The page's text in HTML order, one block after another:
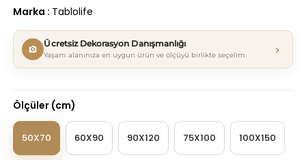
Marka : Tablolife
Ücretsiz Dekorasyon Danışmanlığı
Yaşam alanınıza en uygun ürün ve ölçüyü birlikte seçelim. ›
Ölçüler (cm)
50X70 60X90 90X120 75X100 100X150